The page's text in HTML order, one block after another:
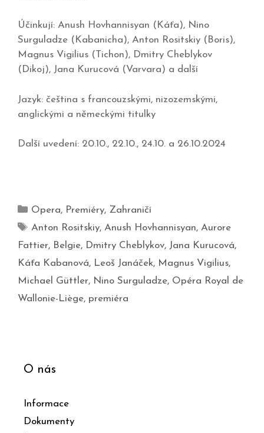
Účinkují: Anush Hovhannisyan (Káťa), Nino
Surguladze (Kabanicha), Anton Rositskiy (Boris),
Magnus Vigilius (Tichon), Dmitry Cheblykov
(Dikoj), Jana Kurucová (Varvara) a další
Jazyk: čeština s francouzskými, nizozemskými,
anglickými a německými titulky
Další uvedení: 20.10., 22.10., 24.10. a 26.10.2024
Opera, Premiéry, Zahraničí
Anton Rositskiy,Anush Hovhannisyan,Aurore
Fattier, Belgie, Dmitry Cheblykov, Jana Kurucová,
Káťa Kabanová, Leoš Janáček, Magnus Vigilius,
Michael Güttler, Nino Surguladze, Opéra Royal de
Wallonie-Liège, premiéra
O nás
Informace
Dokumenty